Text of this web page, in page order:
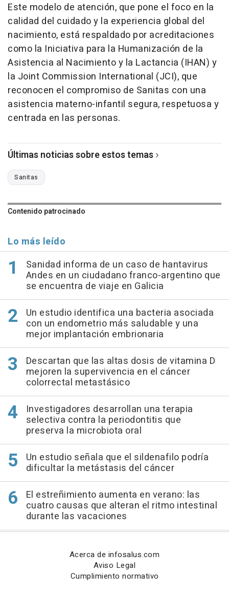
Este modelo de atención, que pone el foco en la
calidad del cuidado y la experiencia global del
nacimiento, está respaldado por acreditaciones
como la Iniciativa para la Humanización de la
Asistencia al Nacimiento y la Lactancia (IHAN) y
la Joint Commission International (JCI), que
reconocen el compromiso de Sanitas con una
asistencia materno-infantil segura, respetuosa y
centrada en las personas.
Últimas noticias sobre estos temas
Sanitas
Contenido patrocinado
Lo más leído
Sanidad informa de un caso de hantavirus
Andes en un ciudadano franco-argentino que
se encuentra de viaje en Galicia
Un estudio identifica una bacteria asociada
con un endometrio más saludable y una
mejor implantación embrionaria
Descartan que las altas dosis de vitamina D
mejoren la supervivencia en el cáncer
colorrectal metastásico
Investigadores desarrollan una terapia
selectiva contra la periodontitis que
preserva la microbiota oral
Un estudio señala que el sildenafilo podría
dificultar la metástasis del cáncer
El estreñimiento aumenta en verano: las
cuatro causas que alteran el ritmo intestinal
durante las vacaciones
Acerca de infosalus.com
Aviso Legal
Cumplimiento normativo